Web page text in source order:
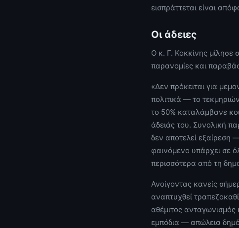
εισπράττεται είναι
Οι άδειες
Ο κ. Γ. Κοκκίνης μίλησε
παρανομίες και
«Δεν πρόκειται για
πολιτικά — το
το 50% καταλάμβανε
άδειάς του. Συνολική
δεν αποτελεί εξαίρεση
φαινόμενο υπάρχει σε
περισσότερα από τη
Ανοίγοντας κανείς
αναπτυχθεί
αθέμιτος ανταγωνισμός
εμπόδια — απώλεια